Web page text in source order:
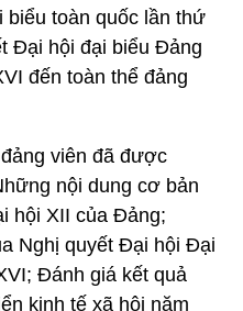
biểu toàn quốc lần thứ
Đại hội đại biểu Đảng
đến toàn thể đảng
viên đã được
nội dung cơ bản
hội XII của Đảng;
Nghị quyết Đại hội Đại
Đánh giá kết quả
kinh tế xã hội năm